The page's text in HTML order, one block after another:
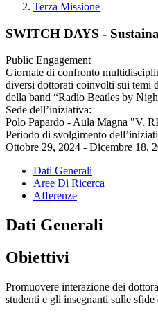
Terza Missione
SWITCH DAYS -
Public Engagement
Giornate di confronto
diversi dottorati coinvolti sui temi
della band “Radio Beatles by
Sede dell’iniziativa:
Polo Papardo - Aula Magna "V.
Periodo di svolgimento
Ottobre 29, 2024 - Dicembre 18,
Dati Generali
Aree Di Ricerca
Afferenze
Dati Generali
Obiettivi
Promuovere interazione dei
studenti e gli insegnanti sulle